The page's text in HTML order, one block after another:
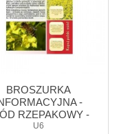
BROSZURKA
-
RZEPAKOWY -
20 SZT.
U6